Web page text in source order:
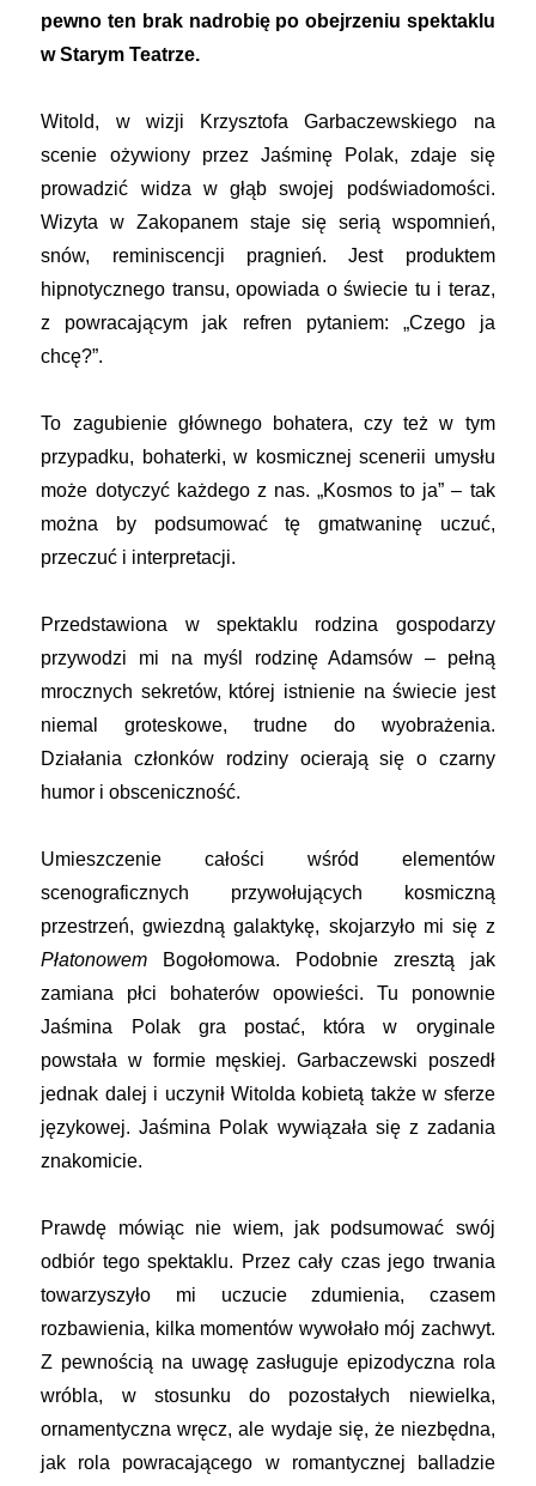
pewno ten brak nadrobię po obejrzeniu spektaklu
w Starym Teatrze.
Witold, w wizji Krzysztofa Garbaczewskiego na
scenie ożywiony przez Jaśminę Polak, zdaje się
prowadzić widza w głąb swojej podświadomości.
Wizyta w Zakopanem staje się serią wspomnień,
snów, reminiscencji pragnień. Jest produktem
hipnotycznego transu, opowiada o świecie tu i teraz,
z powracającym jak refren pytaniem: „Czego ja
chcę?”.
To zagubienie głównego bohatera, czy też w tym
przypadku, bohaterki, w kosmicznej scenerii umysłu
może dotyczyć każdego z nas. „Kosmos to ja” – tak
można by podsumować tę gmatwaninę uczuć,
przeczuć i interpretacji.
Przedstawiona w spektaklu rodzina gospodarzy
przywodzi mi na myśl rodzinę Adamsów – pełną
mrocznych sekretów, której istnienie na świecie jest
niemal groteskowe, trudne do wyobrażenia.
Działania członków rodziny ocierają się o czarny
humor i obsceniczność.
Umieszczenie całości wśród elementów
scenograficznych przywołujących kosmiczną
przestrzeń, gwiezdną galaktykę, skojarzyło mi się z
Płatonowem Bogołomowa. Podobnie zresztą jak
zamiana płci bohaterów opowieści. Tu ponownie
Jaśmina Polak gra postać, która w oryginale
powstała w formie męskiej. Garbaczewski poszedł
jednak dalej i uczynił Witolda kobietą także w sferze
językowej. Jaśmina Polak wywiązała się z zadania
znakomicie.
Prawdę mówiąc nie wiem, jak podsumować swój
odbiór tego spektaklu. Przez cały czas jego trwania
towarzyszyło mi uczucie zdumienia, czasem
rozbawienia, kilka momentów wywołało mój zachwyt.
Z pewnością na uwagę zasługuje epizodyczna rola
wróbla, w stosunku do pozostałych niewielka,
ornamentyczna wręcz, ale wydaje się, że niezbędna,
jak rola powracającego w romantycznej balladzie